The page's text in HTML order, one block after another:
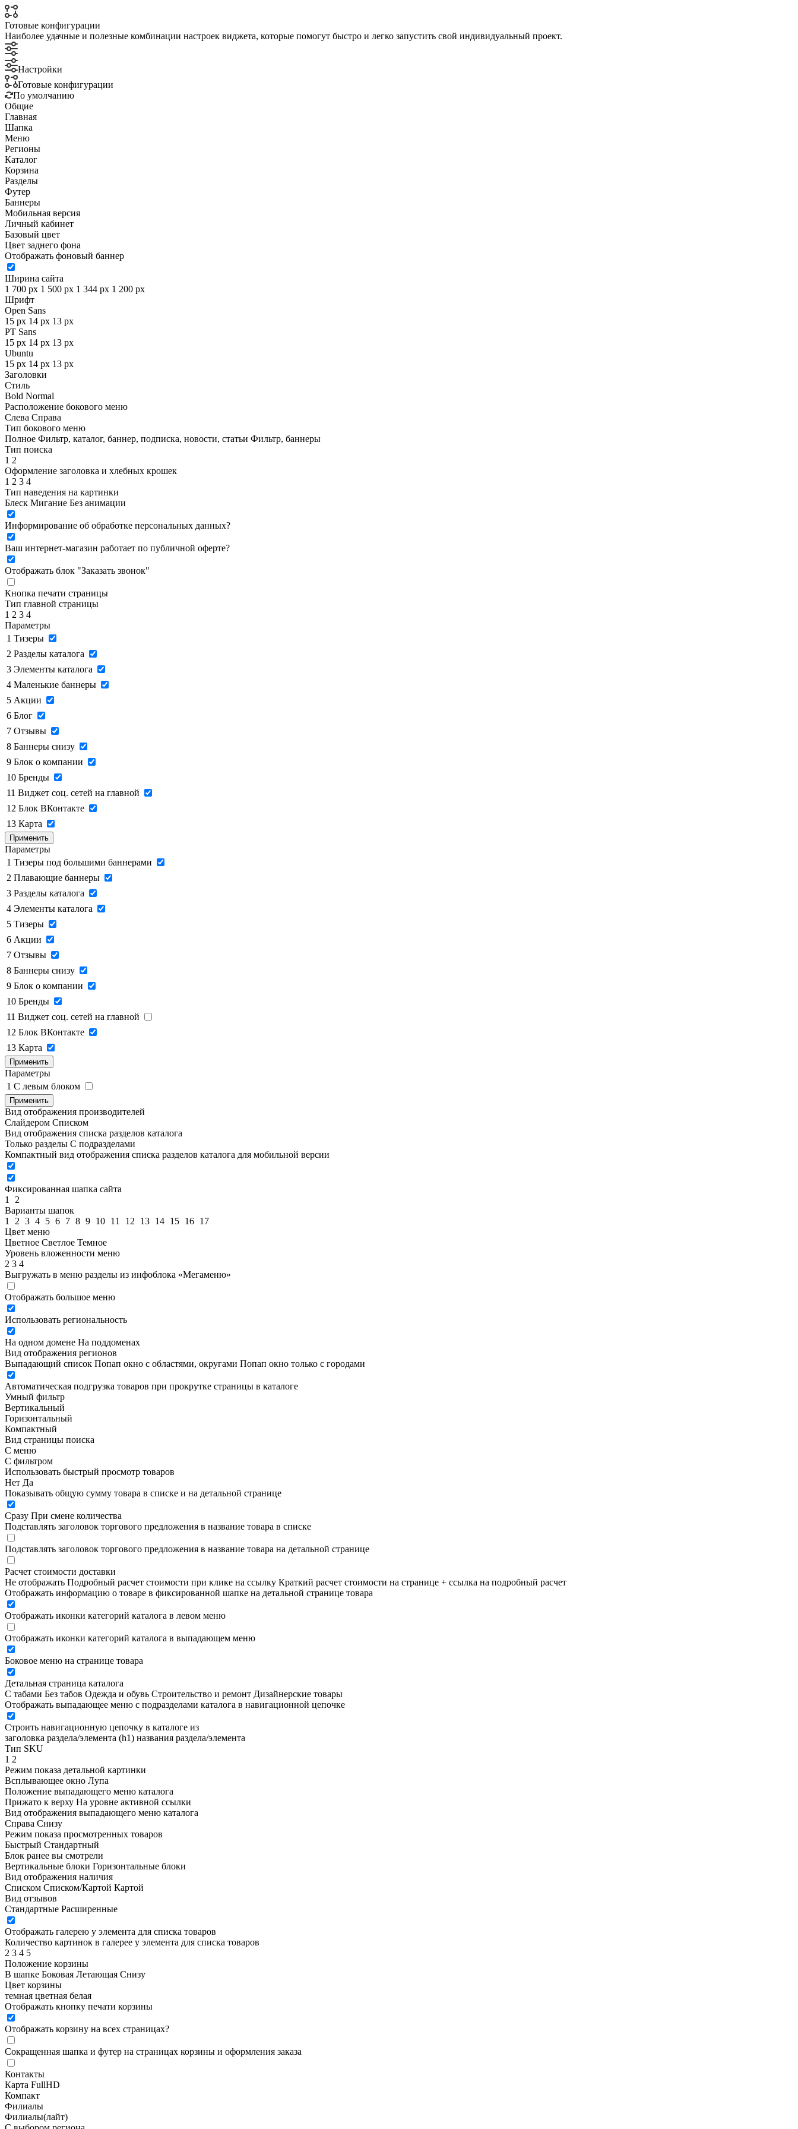
Готовые конфигурации
Наиболее удачные и полезные комбинации настроек виджета, которые помогут быстро и легко запустить свой индивидуальный проект.
Настройки
Готовые конфигурации
По умолчанию
Общие
Главная
Шапка
Меню
Регионы
Каталог
Корзина
Разделы
Футер
Баннеры
Мобильная версия
Личный кабинет
Базовый цвет
Цвет заднего фона
Отображать фоновый баннер
Ширина сайта
1 700 px 1 500 px 1 344 px 1 200 px
Шрифт
Open Sans
15 px 14 px 13 px
PT Sans
15 px 14 px 13 px
Ubuntu
15 px 14 px 13 px
Заголовки
Стиль
Bold Normal
Расположение бокового меню
Слева Справа
Тип бокового меню
Полное Фильтр, каталог, баннер, подписка, новости, статьи Фильтр, баннеры
Тип поиска
1 2
Оформление заголовка и хлебных крошек
1 2 3 4
Тип наведения на картинки
Блеск Мигание Без анимации
Информирование об обработке персональных данных?
Ваш интернет-магазин работает по публичной оферте?
Отображать блок "Заказать звонок"
Кнопка печати страницы
Тип главной страницы
1 2 3 4
Параметры
1 Тизеры
2 Разделы каталога
3 Элементы каталога
4 Маленькие баннеры
5 Акции
6 Блог
7 Отзывы
8 Баннеры снизу
9 Блок о компании
10 Бренды
11 Виджет соц. сетей на главной
12 Блок ВКонтакте
13 Карта
Применить
Параметры
1 Тизеры под большими баннерами
2 Плавающие баннеры
3 Разделы каталога
4 Элементы каталога
5 Тизеры
6 Акции
7 Отзывы
8 Баннеры снизу
9 Блок о компании
10 Бренды
11 Виджет соц. сетей на главной
12 Блок ВКонтакте
13 Карта
Применить
Параметры
1 C левым блоком
Применить
Вид отображения производителей
Слайдером Списком
Вид отображения списка разделов каталога
Только разделы С подразделами
Компактный вид отображения списка разделов каталога для мобильной версии
Фиксированная шапка сайта
1
2
Варианты шапок
1
2 3 4 5 6 7 8 9 10 11 12 13 14 15 16 17
Цвет меню
Цветное Светлое Темное
Уровень вложенности меню
2 3 4
Выгружать в меню разделы из инфоблока «Мегаменю»
Отображать большое меню
Использовать региональность
На одном домене На поддоменах
Вид отображения регионов
Выпадающий список Попап окно c областями, округами Попап окно только с городами
Автоматическая подгрузка товаров при прокрутке страницы в каталоге
Умный фильтр
Вертикальный
Горизонтальный
Компактный
Вид страницы поиска
С меню
С фильтром
Использовать быстрый просмотр товаров
Нет Да
Показывать общую сумму товара в списке и на детальной странице
Сразу При смене количества
Подставлять заголовок торгового предложения в название товара в списке
Подставлять заголовок торгового предложения в название товара на детальной странице
Расчет стоимости доставки
Не отображать Подробный расчет стоимости при клике на ссылку Краткий расчет стоимости на странице + ссылка на подробный расчет
Отображать информацию о товаре в фиксированной шапке на детальной странице товара
Отображать иконки категорий каталога в левом меню
Отображать иконки категорий каталога в выпадающем меню
Боковое меню на странице товара
Детальная страница каталога
С табами Без табов Одежда и обувь Строительство и ремонт Дизайнерские товары
Отображать выпадающее меню с подразделами каталога в навигационной цепочке
Строить навигационную цепочку в каталоге из
заголовка раздела/элемента (h1) названия раздела/элемента
Тип SKU
1 2
Режим показа детальной картинки
Всплывающее окно Лупа
Положение выпадающего меню каталога
Прижато к верху На уровне активной ссылки
Вид отображения выпадающего меню каталога
Справа Снизу
Режим показа просмотренных товаров
Быстрый Стандартный
Блок ранее вы смотрели
Вертикальные блоки Горизонтальные блоки
Вид отображения наличия
Списком Списком/Картой Картой
Вид отзывов
Стандартные Расширенные
Отображать галерею у элемента для списка товаров
Количество картинок в галерее у элемента для списка товаров
2 3 4 5
Положение корзины
В шапке Боковая Летающая Снизу
Цвет корзины
темная цветная белая
Отображать кнопку печати корзины
Отображать корзину на всех страницах?
Сокращенная шапка и футер на страницах корзины и оформления заказа
Контакты
Карта FullHD
Компакт
Филиалы
Филиалы(лайт)